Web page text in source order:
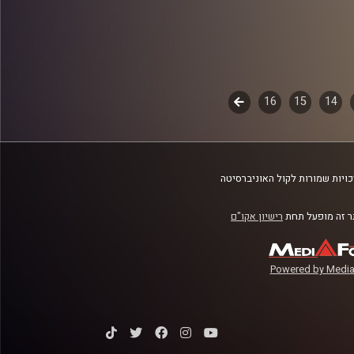
14
15
16
לשלב
שמורות לקול האוניברסיטה
זה מופעל תחת רישיון אקו"ם
Powered by